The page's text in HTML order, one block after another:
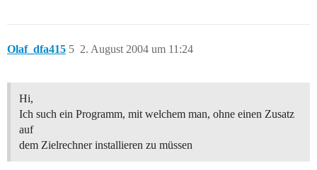
Olaf_dfa415 2. August 2004 um 11:24
5
Hi,
Ich such ein Programm, mit welchem man, ohne einen Zusatz
auf
dem Zielrechner installieren zu müssen